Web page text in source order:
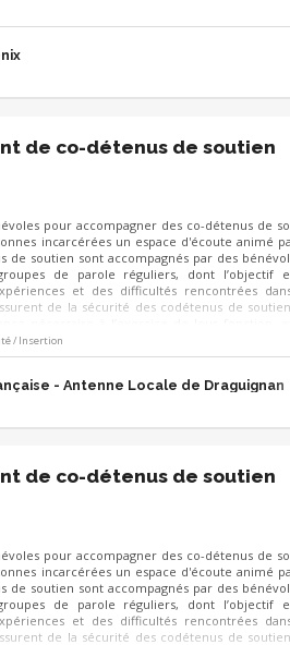
cohérence de pratique entre associations.
de co-détenus de soutien
pour accompagner des co-détenus de
incarcérées un espace d'écoute animé
de soutien sont accompagnés par des
de parole réguliers, dont l’objectif
et des difficultés rencontrées
de la sécurité des codétenus de
Vous souhaitez mettre vos
ces personnes Rejoignez nous !
/ Insertion
- Antenne Locale de Draguignan
de co-détenus de soutien
pour accompagner des co-détenus de
incarcérées un espace d'écoute animé
de soutien sont accompagnés par des
de parole réguliers, dont l’objectif
et des difficultés rencontrées
de la sécurité des codétenus de